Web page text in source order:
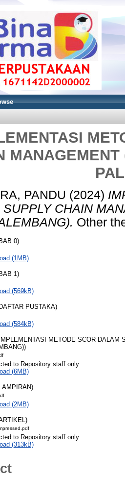
PANDU (2024)
SUPPLY CHAIN
Other
0)
(1MB)
1)
(569kB)
PUSTAKA)
(584kB)
METODE SCOR DALAM
to Repository staff only
(6MB)
(2MB)
to Repository staff only
(313kB)